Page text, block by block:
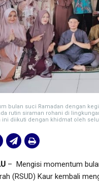
bulan suci Ramadan dengan
rutin siraman rohani di
ini diikuti dengan khidmat oleh
– Mengisi momentum
(RSUD) Kaur kembali